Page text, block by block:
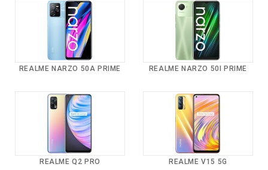
REALME NARZO 50A PRIME REALME NARZO 50I PRIME
REALME Q2 PRO REALME V15 5G